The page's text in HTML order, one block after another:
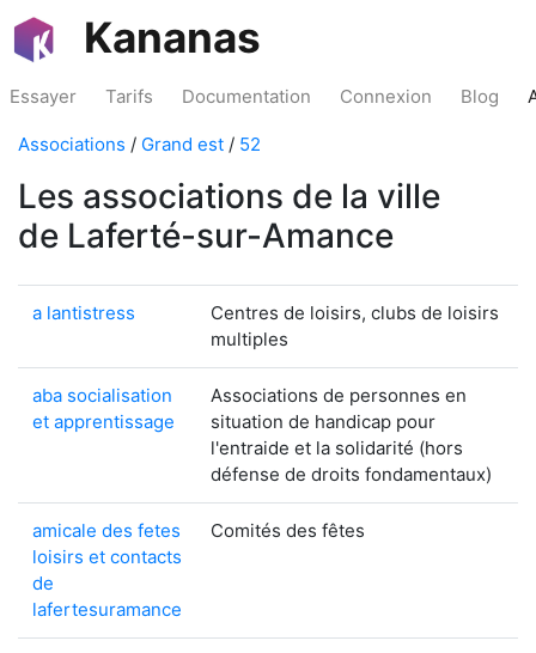
Kananas
Essayer Tarifs Documentation Connexion Blog
Associations / Grand est / 52
Les associations de la ville
de Laferté-sur-Amance
a lantistress
Centres de loisirs, clubs de loisirs
multiples
aba socialisation
et apprentissage
Associations de personnes en
situation de handicap pour
l'entraide et la solidarité (hors
défense de droits fondamentaux)
amicale des fetes
loisirs et contacts
de
lafertesuramance
Comités des fêtes